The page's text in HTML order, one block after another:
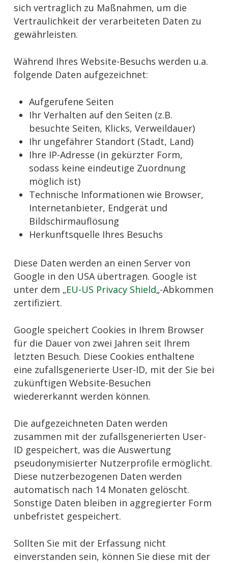
sich vertraglich zu Maßnahmen, um die
Vertraulichkeit der verarbeiteten Daten zu
gewährleisten.
Während Ihres Website-Besuchs werden u.a.
folgende Daten aufgezeichnet:
Aufgerufene Seiten
Ihr Verhalten auf den Seiten (z.B.
besuchte Seiten, Klicks, Verweildauer)
Ihr ungefährer Standort (Stadt, Land)
Ihre IP-Adresse (in gekürzter Form,
sodass keine eindeutige Zuordnung
möglich ist)
Technische Informationen wie Browser,
Internetanbieter, Endgerät und
Bildschirmauflösung
Herkunftsquelle Ihres Besuchs
Diese Daten werden an einen Server von
Google in den USA übertragen. Google ist
unter dem „EU-US Privacy Shield„-Abkommen
zertifiziert.
Google speichert Cookies in Ihrem Browser
für die Dauer von zwei Jahren seit Ihrem
letzten Besuch. Diese Cookies enthaltene
eine zufallsgenerierte User-ID, mit der Sie bei
zukünftigen Website-Besuchen
wiedererkannt werden können.
Die aufgezeichneten Daten werden
zusammen mit der zufallsgenerierten User-
ID gespeichert, was die Auswertung
pseudonymisierter Nutzerprofile ermöglicht.
Diese nutzerbezogenen Daten werden
automatisch nach 14 Monaten gelöscht.
Sonstige Daten bleiben in aggregierter Form
unbefristet gespeichert.
Sollten Sie mit der Erfassung nicht
einverstanden sein, können Sie diese mit der